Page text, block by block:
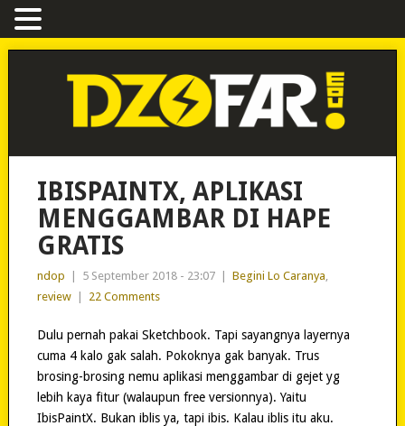
IBISPAINTX, APLIKASI
MENGGAMBAR DI HAPE
GRATIS
ndop 5 September 2018 - 23:07 Begini Lo Caranya
review
22 Comments
Dulu pernah pakai Sketchbook. Tapi sayangnya layernya
cuma 4 kalo gak salah. Pokoknya gak banyak. Trus
brosing-brosing nemu aplikasi menggambar di gejet yg
lebih kaya fitur (walaupun free versionnya). Yaitu
IbisPaintX. Bukan iblis ya, tapi ibis. Kalau iblis itu aku.